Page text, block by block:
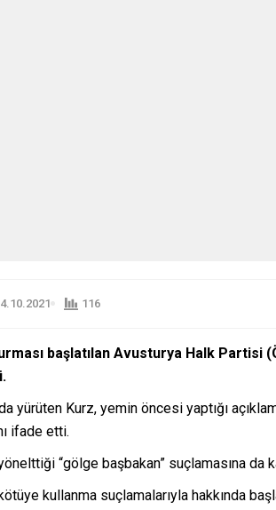
116
başlatılan Avusturya Halk
da yürüten Kurz, yemin öncesi yaptığı
ifade etti.
“gölge başbakan” suçlamasına da
kullanma suçlamalarıyla hakkında